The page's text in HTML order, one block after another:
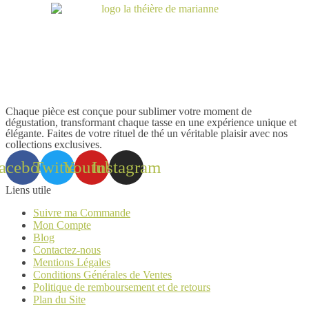
Chaque pièce est conçue pour sublimer votre moment de
dégustation, transformant chaque tasse en une expérience unique et
élégante. Faites de votre rituel de thé un véritable plaisir avec nos
collections exclusives.
TwitterYoutubeInstagram
Liens utile
Suivre ma Commande
Mon Compte
Blog
Contactez-nous
Mentions Légales
Conditions Générales de Ventes
Politique de remboursement et de retours
Plan du Site